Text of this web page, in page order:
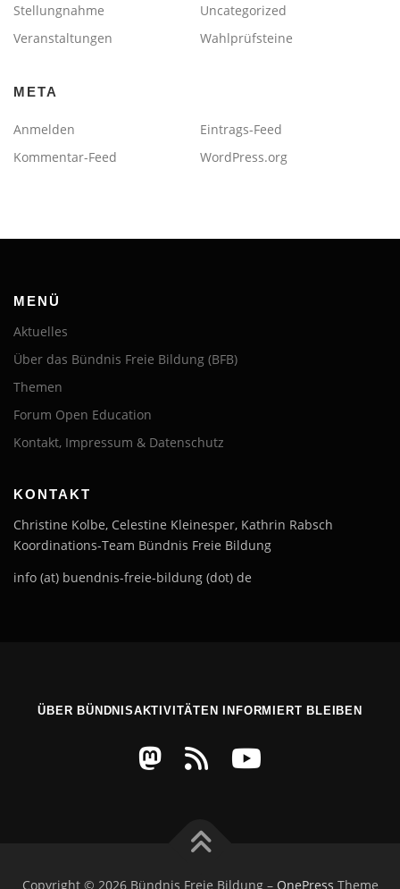
Stellungnahme
Uncategorized
Veranstaltungen
Wahlprüfsteine
META
Anmelden
Eintrags-Feed
Kommentar-Feed
WordPress.org
MENÜ
Aktuelles
Über das Bündnis Freie Bildung (BFB)
Themen
Forum Open Education
Kontakt, Impressum & Datenschutz
KONTAKT
Christine Kolbe, Celestine Kleinesper, Kathrin Rabsch
Koordinations-Team Bündnis Freie Bildung
info (at) buendnis-freie-bildung (dot) de
ÜBER BÜNDNISAKTIVITÄTEN INFORMIERT BLEIBEN
Copyright © 2026 Bündnis Freie Bildung – OnePress Theme